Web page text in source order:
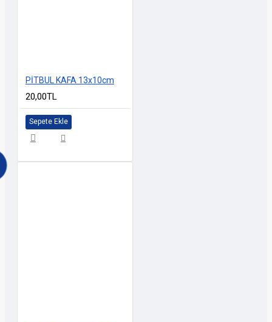
PİTBUL KAFA 13x10cm
20,00TL
Sepete Ekle